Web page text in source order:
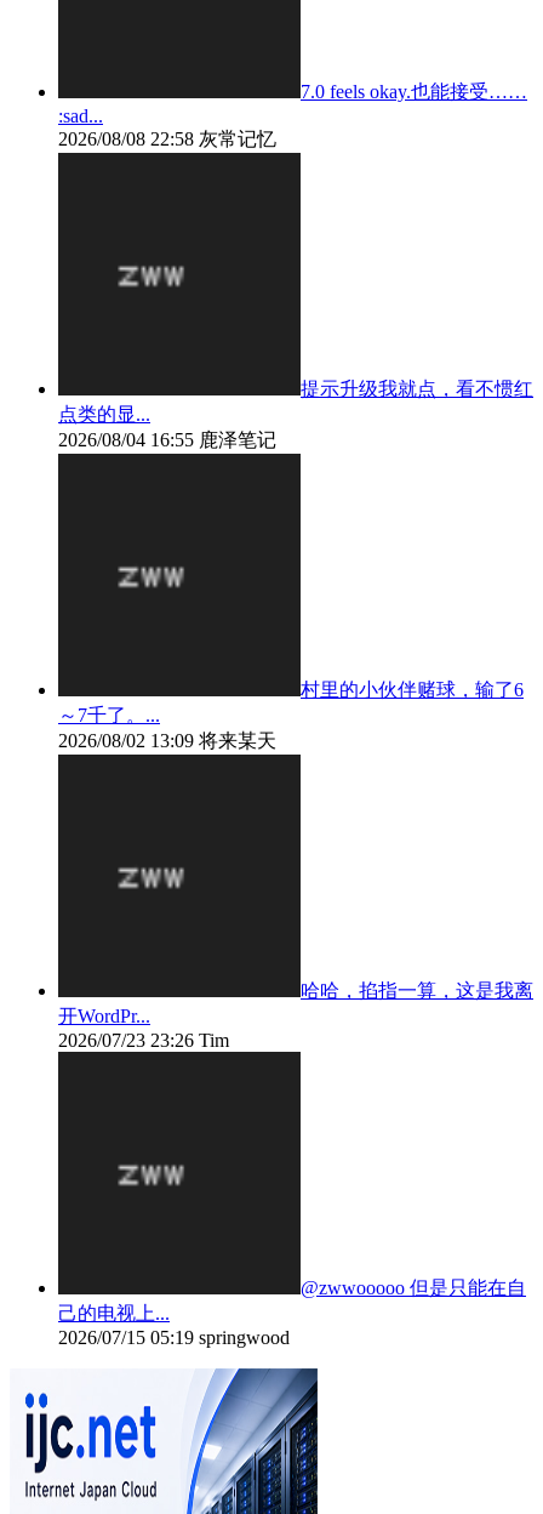
7.0 feels okay.也能接受……
:sad...
2026/08/08 22:58 灰常记忆
提示升级我就点，看不惯红
点类的显...
2026/08/04 16:55 鹿泽笔记
村里的小伙伴赌球，输了6
～7千了。...
2026/08/02 13:09 将来某天
哈哈，掐指一算，这是我离
开WordPr...
2026/07/23 23:26 Tim
@zwwooooo 但是只能在自
己的电视上...
2026/07/15 05:19 springwood